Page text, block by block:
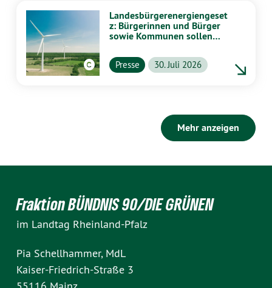
Landesbürgerenergiengeset
z: Bürgerinnen und Bürger
sowie Kommunen sollen
profitieren
Presse 30. Juli 2026
Mehr anzeigen
Fraktion BÜNDNIS 90/DIE GRÜNEN
im Landtag Rheinland-Pfalz
Pia Schellhammer, MdL
Kaiser-Friedrich-Straße 3